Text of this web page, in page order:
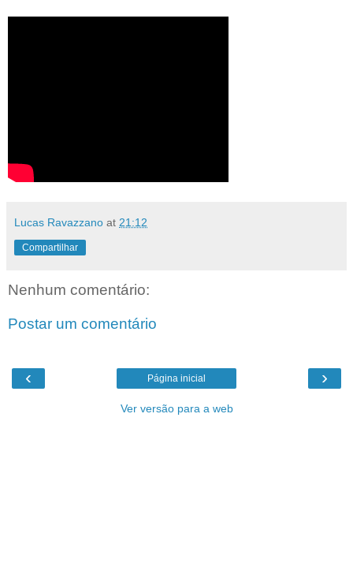
Lucas Ravazzano at 21:12
Compartilhar
Nenhum comentário:
Postar um comentário
‹ ›
Página inicial
Ver versão para a web